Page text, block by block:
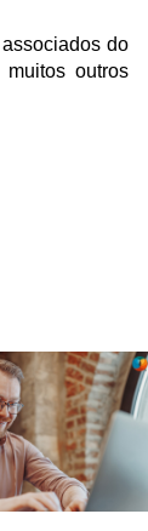
do
outros